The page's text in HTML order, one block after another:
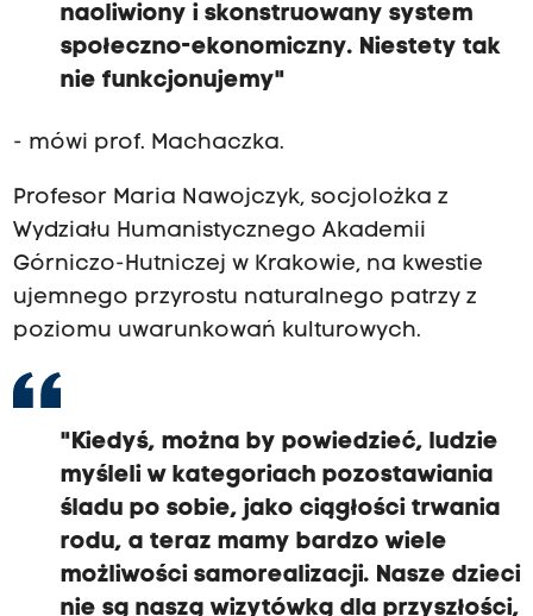
naoliwiony i skonstruowany system
społeczno-ekonomiczny. Niestety tak
nie funkcjonujemy"
- mówi prof. Machaczka.
Profesor Maria Nawojczyk, socjolożka z
Wydziału Humanistycznego Akademii
Górniczo-Hutniczej w Krakowie, na kwestie
ujemnego przyrostu naturalnego patrzy z
poziomu uwarunkowań kulturowych.
"Kiedyś, można by powiedzieć, ludzie
myśleli w kategoriach pozostawiania
śladu po sobie, jako ciągłości trwania
rodu, a teraz mamy bardzo wiele
możliwości samorealizacji. Nasze dzieci
nie są naszą wizytówką dla przyszłości,